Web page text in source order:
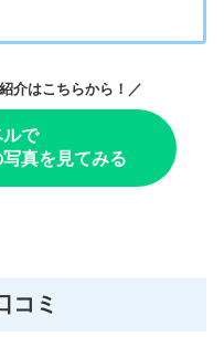
介はこちらから！／
で
真を見てみる
コミ